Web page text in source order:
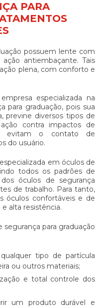
PARA
possuem lente com
antiembaçante. Tais
plena, com conforto e
especializada na
para graduação, pois sua
previne diversos tipos de
contra impactos de
evitam o contato de
do usuário.
em óculos de
todos os padrões de
óculos de segurança
de trabalho. Para tanto,
óculos confortáveis e de
alta resistência.
segurança para graduação
tipo de partícula
ou outros materiais;
e total controle dos
um produto durável e